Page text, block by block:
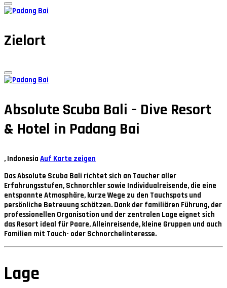
Zielort
Absolute Scuba Bali – Dive Resort
& Hotel in Padang Bai
, Indonesia Auf Karte zeigen
Das Absolute Scuba Bali richtet sich an Taucher aller
Erfahrungsstufen, Schnorchler sowie Individualreisende, die eine
entspannte Atmosphäre, kurze Wege zu den Tauchspots und
persönliche Betreuung schätzen. Dank der familiären Führung, der
professionellen Organisation und der zentralen Lage eignet sich
das Resort ideal für Paare, Alleinreisende, kleine Gruppen und auch
Familien mit Tauch- oder Schnorchelinteresse.
Lage